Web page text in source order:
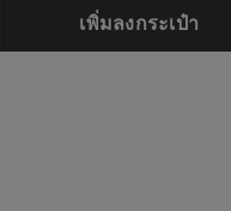
เพิ่มลงกระเป๋า